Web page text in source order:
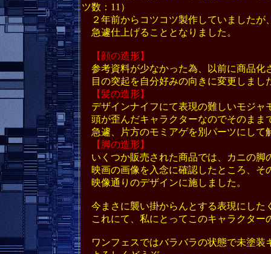
ツ数：11）
２年前からコツコツ製作していましたが
急遽仕上げることとなりました。
【顔の造形】
参考資料が少なかった為、以前に商品化
目の突起を自分好みの向きに変更しまし
【髪の造形】
デザインナイフにて表現の難しいモジャ
頭が歪んだキャラクターなのでそのまま
急遽、片方のモミアゲを別パーツにして
【脚の造形】
いくつか販売された商品では、カニの脚
映画の画像を入念に確認したところ、そ
映像通りのデザインに施しました。
今まさに襲い掛からんとする表現にし
これにて、私にとってこのキャラクター
ワンフェスではバラバラの状態で未塗装